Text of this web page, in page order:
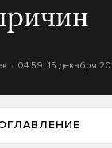
04:59, 15 декабря